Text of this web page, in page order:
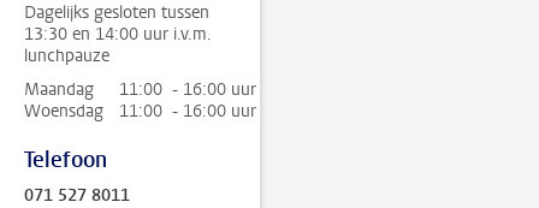
Dagelijks gesloten tussen
13:30 en 14:00 uur i.v.m.
lunchpauze
Maandag
11:00 - 16:00 uur
Woensdag
11:00 - 16:00 uur
Telefoon
071 527 8011